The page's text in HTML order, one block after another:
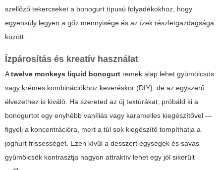
szellőző tekercseket a bonogurt típusú folyadékokhoz, hogy
egyensúly legyen a gőz mennyisége és az ízek részletgazdagsága
között.
Ízpárosítás és kreatív használat
Atwelve monkeys liquid bonogurt remek alap lehet gyümölcsös
vagy krémes kombinációkhoz keveréskor (DIY), de az egyszerű
élvezethez is kiváló. Ha szereted az új textúrákat, próbáld ki a
bonogurtot egy enyhébb vaníliás vagy karamelles kiegészítővel —
figyelj a koncentrációra, mert a túl sok kiegészítő tompíthatja a
joghurt frissességét. Ezen kívül a desszert egységek és savas
gyümölcsök kontrasztja nagyon attraktív lehet egy jól sikerült